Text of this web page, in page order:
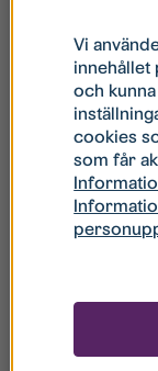
samarbete som
Linköping.
– Syftet med
erbjuda barn
meningsfulla
Linköping
inom olika
duktig på att
Läs mer om
Vi
innehållet
och
cookies
som får